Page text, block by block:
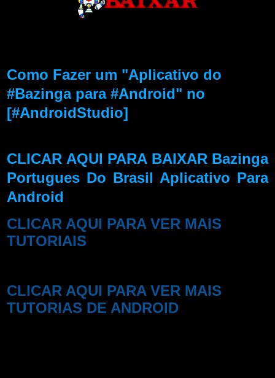
Como Fazer um "Aplicativo do
#Bazinga para #Android" no
[#AndroidStudio]
CLICAR AQUI PARA BAIXAR Bazinga
Portugues Do Brasil Aplicativo Para
Android
CLICAR AQUI PARA VER MAIS
TUTORIAIS
CLICAR AQUI PARA VER MAIS
TUTORIAS DE ANDROID